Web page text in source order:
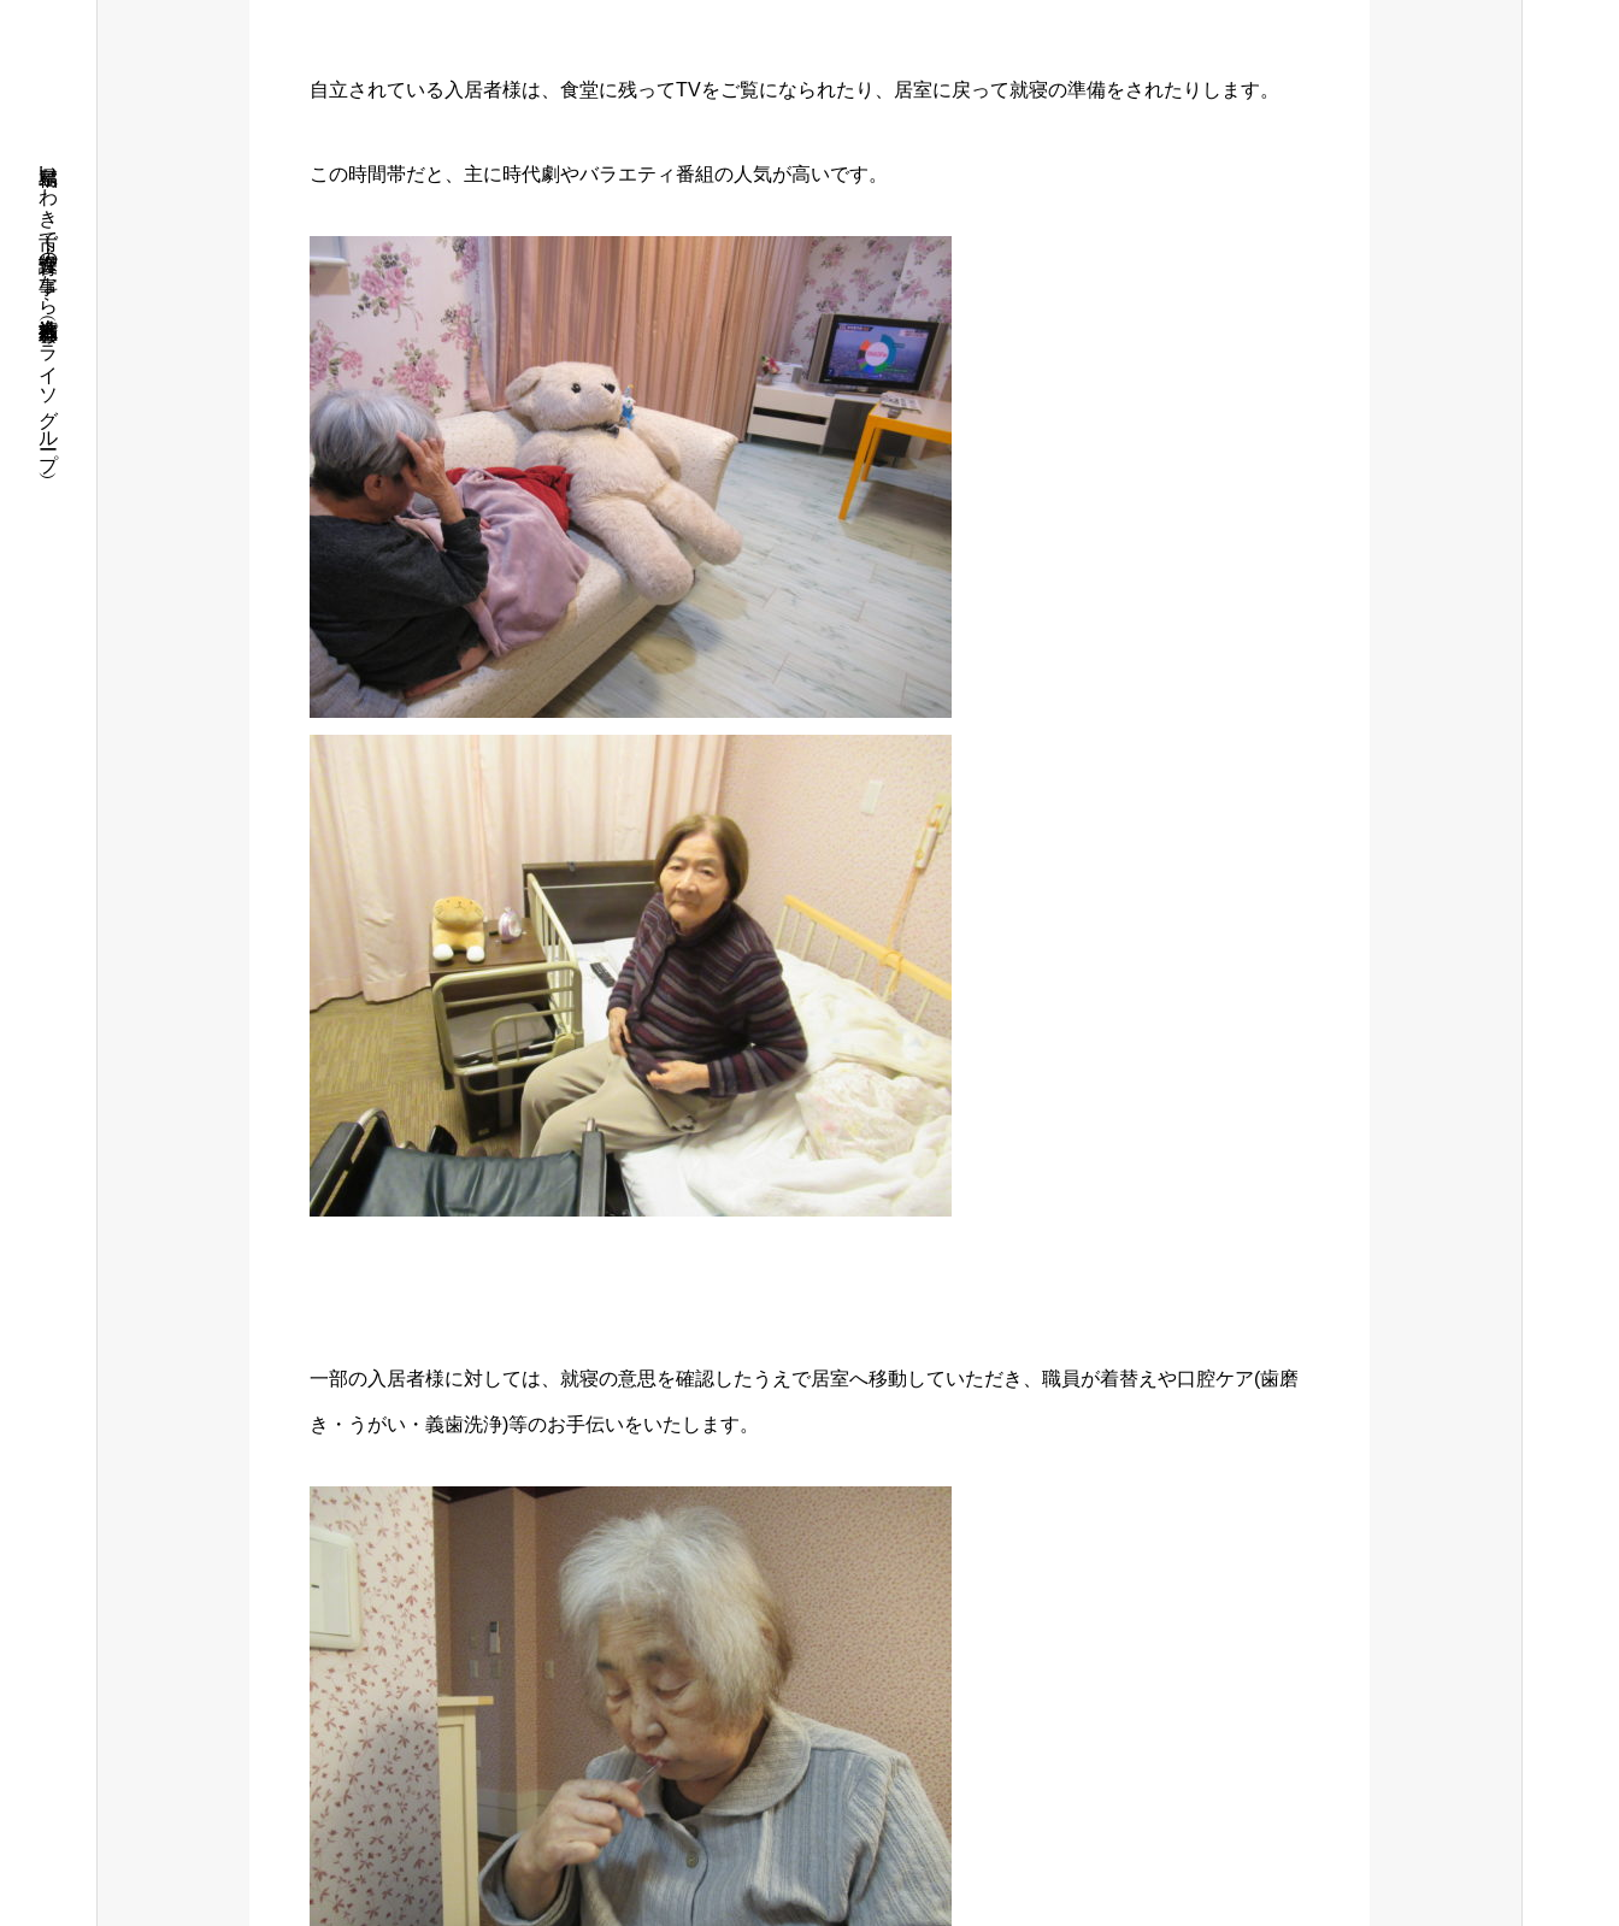
福島県いわき市で介護・保育の事なら社会福祉法人 五彩会（パライソグループ）
自立されている入居者様は、食堂に残ってTVをご覧になられたり、居室に戻って就寝の準備をされたりします。
この時間帯だと、主に時代劇やバラエティ番組の人気が高いです。
一部の入居者様に対しては、就寝の意思を確認したうえで居室へ移動していただき、職員が着替えや口腔ケア(歯磨
き・うがい・義歯洗浄)等のお手伝いをいたします。